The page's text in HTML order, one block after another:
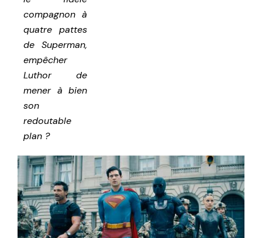
compagnon à
quatre pattes
de Superman,
empêcher
Luthor de
mener à bien
son
redoutable
plan ?